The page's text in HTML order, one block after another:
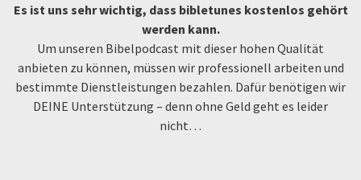
Es ist uns sehr wichtig, dass bibletunes kostenlos gehört
werden kann.
Um unseren Bibelpodcast mit dieser hohen Qualität
anbieten zu können, müssen wir professionell arbeiten und
bestimmte Dienstleistungen bezahlen. Dafür benötigen wir
DEINE Unterstützung – denn ohne Geld geht es leider
nicht…